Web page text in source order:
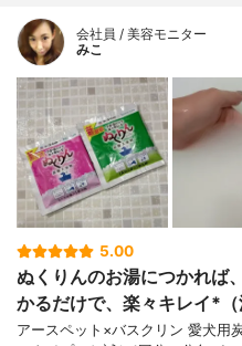
会社員 / 美容モニター
みこ
5.00
ぬくりんのお湯につかれば
かるだけで、楽々キレイ*（
アースペット×バスクリン 愛犬用